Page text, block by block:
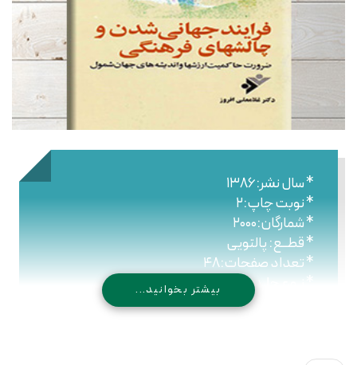
* سال نشر:۱۳۸۶
* نوبت چاپ:۲
* شمارگان:۲۰۰۰
* قطــع: پالتویی
* تعداد صفحات:۴۸
* نـوع جلـد: شومیزبیشتر بخوانید...